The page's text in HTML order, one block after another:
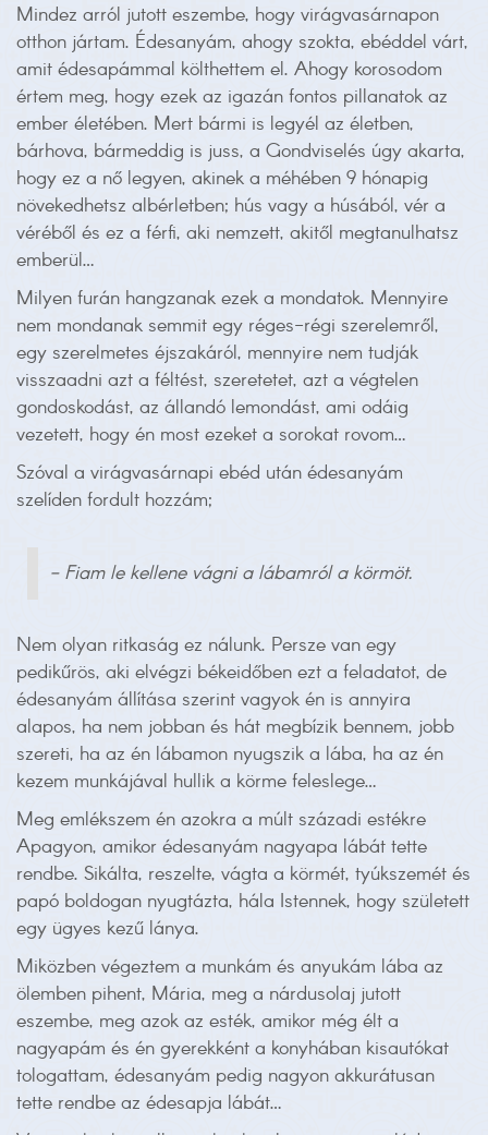
Mindez arról jutott eszembe, hogy virágvasárnapon
otthon jártam. Édesanyám, ahogy szokta, ebéddel várt,
amit édesapámmal költhettem el. Ahogy korosodom
értem meg, hogy ezek az igazán fontos pillanatok az
ember életében. Mert bármi is legyél az életben,
bárhova, bármeddig is juss, a Gondviselés úgy akarta,
hogy ez a nő legyen, akinek a méhében 9 hónapig
növekedhetsz albérletben; hús vagy a húsából, vér a
véréből és ez a férfi, aki nemzett, akitől megtanulhatsz
emberül…
Milyen furán hangzanak ezek a mondatok. Mennyire
nem mondanak semmit egy réges-régi szerelemről,
egy szerelmetes éjszakáról, mennyire nem tudják
visszaadni azt a féltést, szeretetet, azt a végtelen
gondoskodást, az állandó lemondást, ami odáig
vezetett, hogy én most ezeket a sorokat rovom…
Szóval a virágvasárnapi ebéd után édesanyám
szelíden fordult hozzám;
- Fiam le kellene vágni a lábamról a körmöt.
Nem olyan ritkaság ez nálunk. Persze van egy
pedikűrös, aki elvégzi békeidőben ezt a feladatot, de
édesanyám állítása szerint vagyok én is annyira
alapos, ha nem jobban és hát megbízik bennem, jobb
szereti, ha az én lábamon nyugszik a lába, ha az én
kezem munkájával hullik a körme feleslege…
Meg emlékszem én azokra a múlt századi estékre
Apagyon, amikor édesanyám nagyapa lábát tette
rendbe. Sikálta, reszelte, vágta a körmét, tyúkszemét és
papó boldogan nyugtázta, hála Istennek, hogy született
egy ügyes kezű lánya.
Miközben végeztem a munkám és anyukám lába az
ölemben pihent, Mária, meg a nárdusolaj jutott
eszembe, meg azok az esték, amikor még élt a
nagyapám és én gyerekként a konyhában kisautókat
tologattam, édesanyám pedig nagyon akkurátusan
tette rendbe az édesapja lábát…